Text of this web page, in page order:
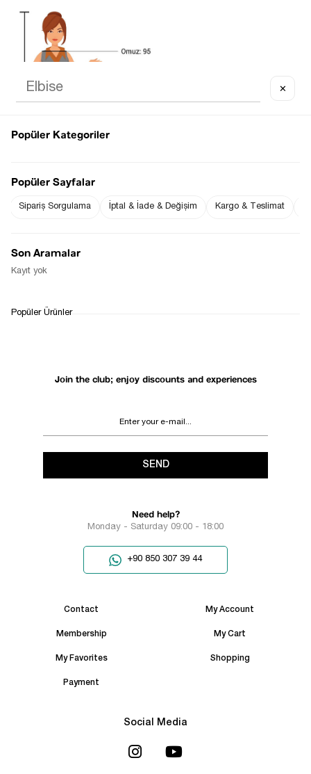
Notify me when
Notify Me When Available
RETURN AND EXCHANGE
Join the club; enjoy discounts and experiences
SEND
Need help?
Monday - Saturday 09:00 - 18:00
+90 850 307 39 44
Contact My Account
Membership My Cart
My Favorites Shopping
Payment
Social Media
✕
Popüler Kategoriler
Popüler Sayfalar
Sipariş Sorgulama İptal & İade & Değişim Kargo & Teslimat
Son Aramalar
Kayıt yok
Popüler Ürünler